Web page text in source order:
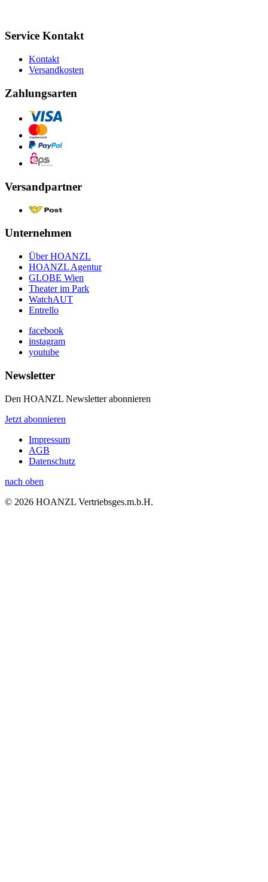
Service Kontakt
Kontakt
Versandkosten
Zahlungsarten
Versandpartner
Unternehmen
Über HOANZL
HOANZL Agentur
GLOBE Wien
Theater im Park
WatchAUT
Entrello
facebook
instagram
youtube
Newsletter
Den HOANZL Newsletter abonnieren
Jetzt abonnieren
Impressum
AGB
Datenschutz
nach oben
© 2026 HOANZL Vertriebsges.m.b.H.